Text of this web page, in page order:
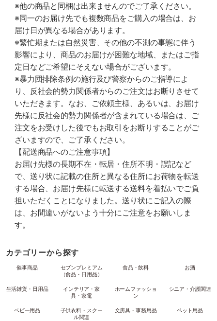
※他の商品と同梱は出来ませんのでご了承ください。
※同一のお届け先でも複数商品をご購入の場合は、お
届け日が異なる場合があります。
※繁忙期または自然災害、その他の不測の事態に伴う
影響により、商品のお届けが困難な地域、またはご指
定日などご希望にそえない場合がございます。
※暴力団排除条例の施行及び警察からのご指導によ
り、反社会的勢力関係者からのご注文はお断りさせて
いただきます。なお、ご依頼主様、あるいは、お届け
先様に反社会的勢力関係者が含まれている場合は、ご
注文をお受けした後でもお取引をお断りすることがご
ざいますので、ご了承ください。
【配送商品へのご注意事項】
お届け先様の長期不在・転居・住所不明・誤記など
で、送り状に記載の住所と異なる住所にお荷物を転送
する場合、お届け先様に転送する送料を着払いでご負
担いただくことになりました。送り状にご記入の際
は、お間違いがないよう十分にご注意をお願いしま
す。
カテゴリーから探す
催事商品
セブンプレミアム
（食品・日用品）
食品・飲料 お酒
生活雑貨・日用品
インテリア・家
具・家電
ホームファッショ
ン
シニア・介護関連
ベビー用品
子供衣料・スクー
ル関連
文房具・事務用品 ペット用品